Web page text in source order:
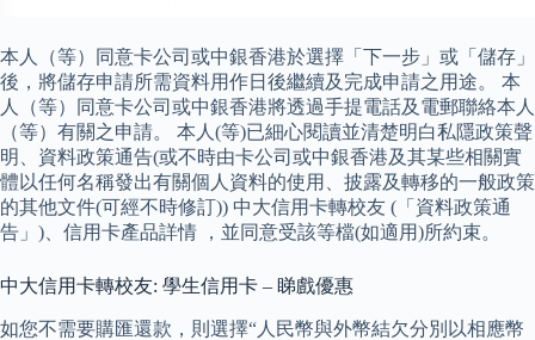
本人（等）同意卡公司或中銀香港於選擇「下一步」或「儲存」
後，將儲存申請所需資料用作日後繼續及完成申請之用途。 本
人（等）同意卡公司或中銀香港將透過手提電話及電郵聯絡本人
（等）有關之申請。 本人(等)已細心閱讀並清楚明白私隱政策聲
明、資料政策通告(或不時由卡公司或中銀香港及其某些相關實
體以任何名稱發出有關個人資料的使用、披露及轉移的一般政策
的其他文件(可經不時修訂)) 中大信用卡轉校友 (「資料政策通
告」)、信用卡產品詳情 ，並同意受該等檔(如適用)所約束。
中大信用卡轉校友: 學生信用卡 – 睇戲優惠
如您不需要購匯還款，則選擇“人民幣與外幣結欠分別以相應幣